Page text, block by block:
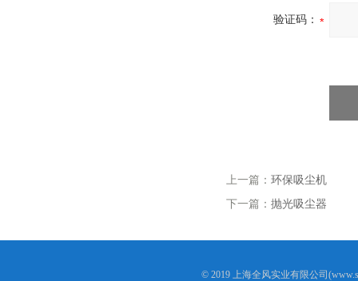
验证码：
上一篇： 环保吸尘机
下一篇： 抛光吸尘器
© 2019 上海全风实业有限公司